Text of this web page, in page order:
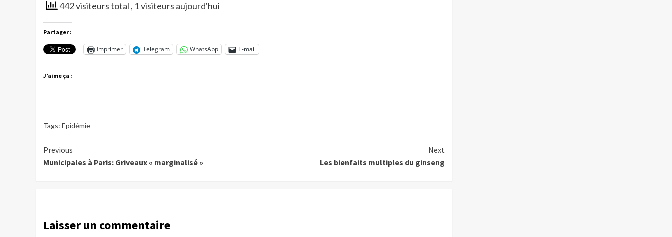
442 visiteurs total , 1 visiteurs aujourd'hui
Partager :
Imprimer Telegram WhatsApp E-mail
J’aime ça :
Tags: Epidémie
Continue
Reading
Previous
Municipales à Paris: Griveaux « marginalisé »
Next
Les bienfaits multiples du ginseng
Laisser un commentaire